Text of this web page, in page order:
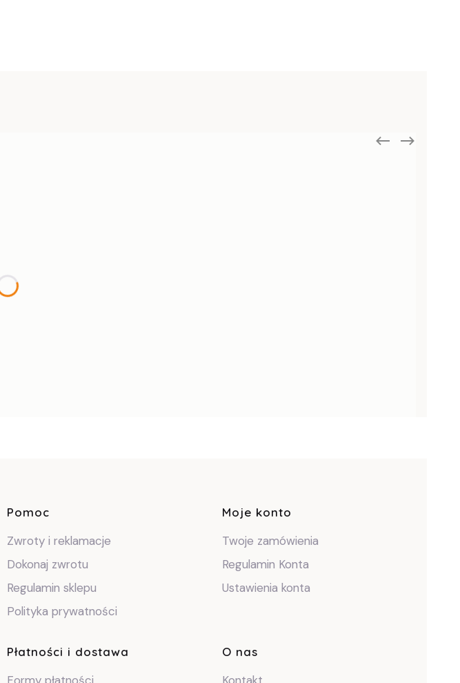
Linki w stopce
Pomoc
Zwroty i reklamacje
Dokonaj zwrotu
Regulamin sklepu
Polityka prywatności
Moje konto
Twoje zamówienia
Regulamin Konta
Ustawienia konta
Płatności i dostawa O nas